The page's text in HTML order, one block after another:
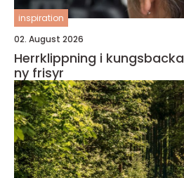
inspiration
02. August 2026
Herrklippning i kungsbacka mer än bara en
ny frisyr